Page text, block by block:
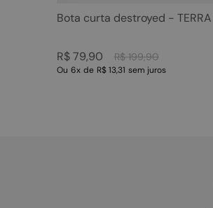
Bota curta destroyed - TERRA
R$ 199,90
R$ 79,90
Ou 6x de R$ 13,31 sem juros